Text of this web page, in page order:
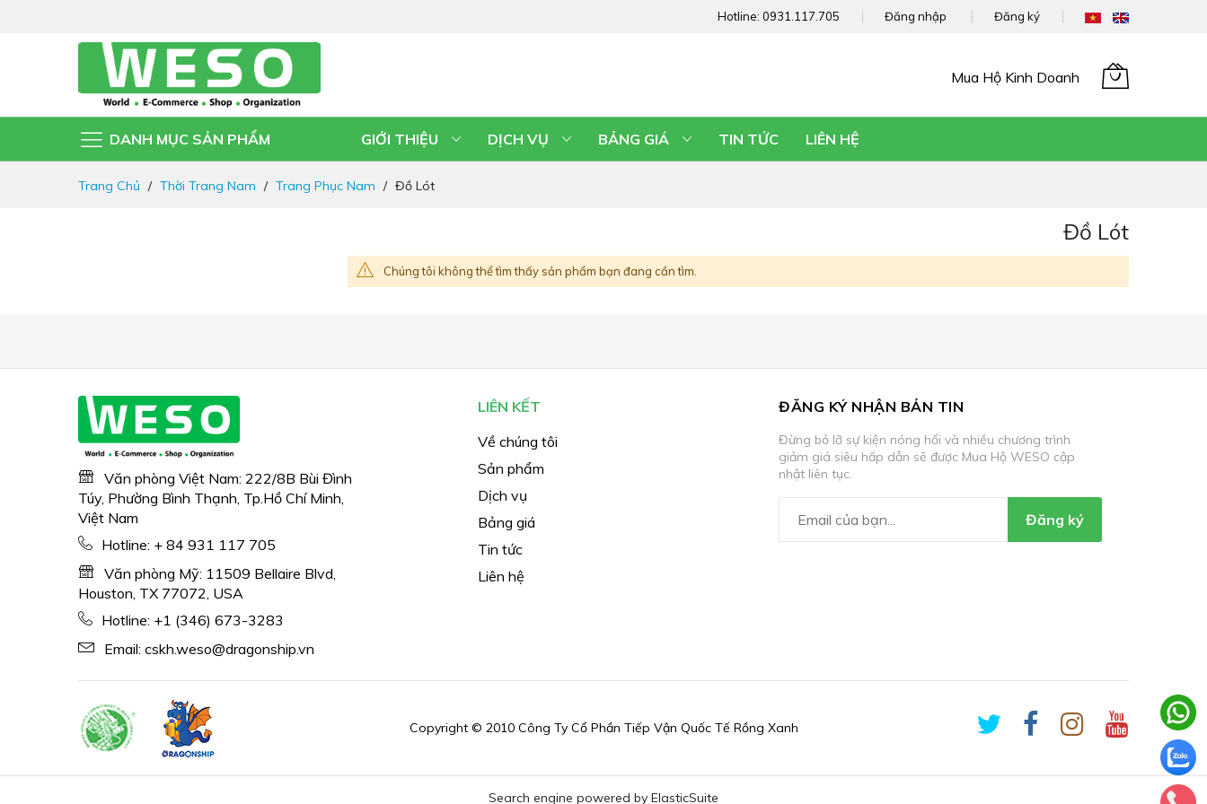
Hotline: 0931.117.705 Đăng nhập Đăng ký
DANH MỤC SẢN PHẨM
Mua Hộ Kinh Doanh
GIỚI THIỆU DỊCH VỤ BẢNG GIÁ TIN TỨC
LIÊN HỆ
Trang Chủ Thời Trang Nam Trang Phục Nam Đồ Lót
Đồ Lót
Chúng tôi không thể tìm thấy sản phẩm bạn đang cần tìm.
Văn phòng Việt Nam: 222/8B Bùi Đình
Túy, Phường Bình Thạnh, Tp.Hồ Chí Minh,
Việt Nam
Hotline: + 84 931 117 705
Văn phòng Mỹ: 11509 Bellaire Blvd,
Houston, TX 77072, USA
Hotline: +1 (346) 673-3283
Email: cskh.weso@dragonship.vn
LIÊN KẾT
Về chúng tôi
Sản phẩm
Dịch vụ
Bảng giá
Tin tức
Liên hệ
ĐĂNG KÝ NHẬN BẢN TIN
Đừng bỏ lỡ sự kiện nóng hổi và nhiều chương trình
giảm giá siêu hấp dẫn sẽ được Mua Hộ WESO cập
nhật liên tục.
Đăng ký
Copyright © 2010 Công Ty Cổ Phần Tiếp Vận Quốc Tế Rồng Xanh
Search engine powered by ElasticSuite